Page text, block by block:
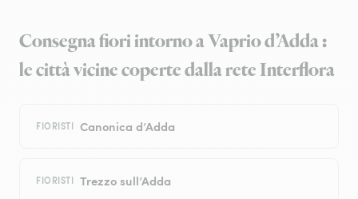
Consegna fiori intorno a Vaprio d’Adda :
le città vicine coperte dalla rete Interflora
FIORISTI Canonica d’Adda
FIORISTI Trezzo sull’Adda